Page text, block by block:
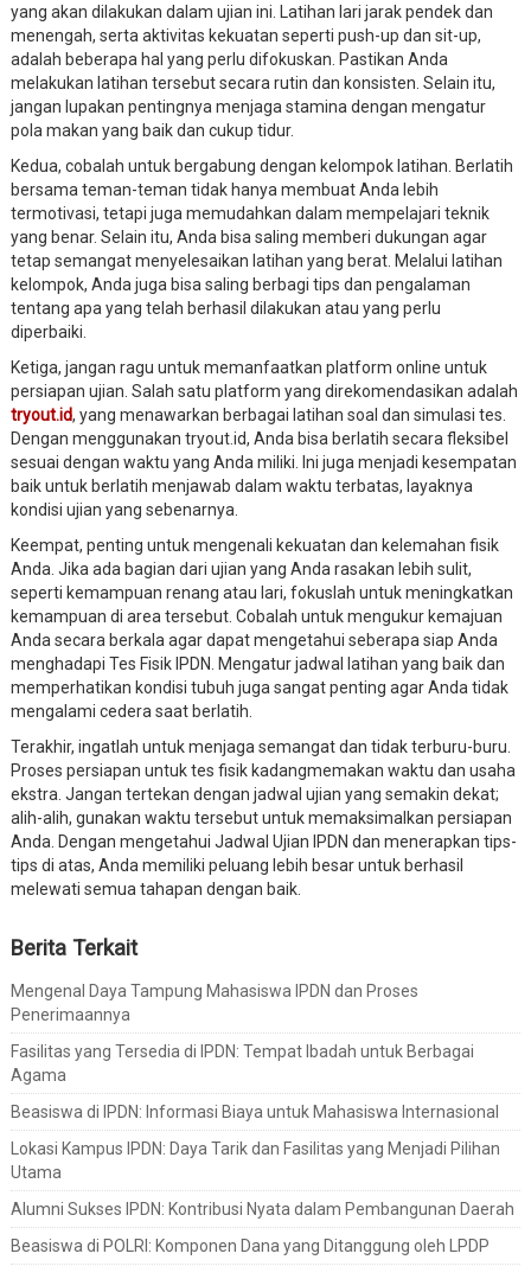
yang akan dilakukan dalam ujian ini. Latihan lari jarak pendek dan
menengah, serta aktivitas kekuatan seperti push-up dan sit-up,
adalah beberapa hal yang perlu difokuskan. Pastikan Anda
melakukan latihan tersebut secara rutin dan konsisten. Selain itu,
jangan lupakan pentingnya menjaga stamina dengan mengatur
pola makan yang baik dan cukup tidur.
Kedua, cobalah untuk bergabung dengan kelompok latihan. Berlatih
bersama teman-teman tidak hanya membuat Anda lebih
termotivasi, tetapi juga memudahkan dalam mempelajari teknik
yang benar. Selain itu, Anda bisa saling memberi dukungan agar
tetap semangat menyelesaikan latihan yang berat. Melalui latihan
kelompok, Anda juga bisa saling berbagi tips dan pengalaman
tentang apa yang telah berhasil dilakukan atau yang perlu
diperbaiki.
Ketiga, jangan ragu untuk memanfaatkan platform online untuk
persiapan ujian. Salah satu platform yang direkomendasikan adalah
tryout.id, yang menawarkan berbagai latihan soal dan simulasi tes.
Dengan menggunakan tryout.id, Anda bisa berlatih secara fleksibel
sesuai dengan waktu yang Anda miliki. Ini juga menjadi kesempatan
baik untuk berlatih menjawab dalam waktu terbatas, layaknya
kondisi ujian yang sebenarnya.
Keempat, penting untuk mengenali kekuatan dan kelemahan fisik
Anda. Jika ada bagian dari ujian yang Anda rasakan lebih sulit,
seperti kemampuan renang atau lari, fokuslah untuk meningkatkan
kemampuan di area tersebut. Cobalah untuk mengukur kemajuan
Anda secara berkala agar dapat mengetahui seberapa siap Anda
menghadapi Tes Fisik IPDN. Mengatur jadwal latihan yang baik dan
memperhatikan kondisi tubuh juga sangat penting agar Anda tidak
mengalami cedera saat berlatih.
Terakhir, ingatlah untuk menjaga semangat dan tidak terburu-buru.
Proses persiapan untuk tes fisik kadangmemakan waktu dan usaha
ekstra. Jangan tertekan dengan jadwal ujian yang semakin dekat;
alih-alih, gunakan waktu tersebut untuk memaksimalkan persiapan
Anda. Dengan mengetahui Jadwal Ujian IPDN dan menerapkan tips-
tips di atas, Anda memiliki peluang lebih besar untuk berhasil
melewati semua tahapan dengan baik.
Berita Terkait
Mengenal Daya Tampung Mahasiswa IPDN dan Proses
Penerimaannya
Fasilitas yang Tersedia di IPDN: Tempat Ibadah untuk Berbagai
Agama
Beasiswa di IPDN: Informasi Biaya untuk Mahasiswa Internasional
Lokasi Kampus IPDN: Daya Tarik dan Fasilitas yang Menjadi Pilihan
Utama
Alumni Sukses IPDN: Kontribusi Nyata dalam Pembangunan Daerah
Beasiswa di POLRI: Komponen Dana yang Ditanggung oleh LPDP